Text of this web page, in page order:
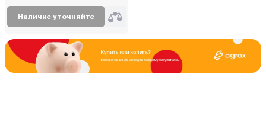
зигзагом
вдоль стен
Наличие уточняйте